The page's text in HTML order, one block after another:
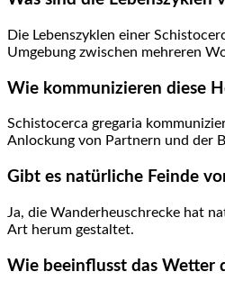
Die ⁣Lebenszyklen einer
Umgebung zwischen mehreren
Wie kommunizieren diese
Schistocerca gregaria‍
Anlockung von Partnern und‍ der
Gibt es natürliche ‌Feinde
Ja, die Wanderheuschrecke hat⁤
Art herum gestaltet.
Wie beeinflusst das ⁣Wetter